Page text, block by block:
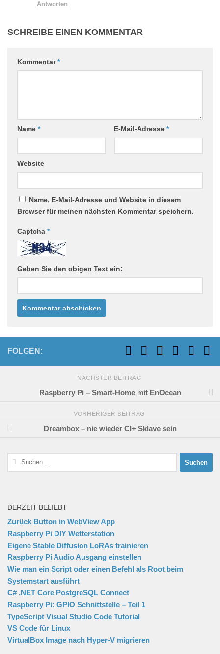
Antworten
SCHREIBE EINEN KOMMENTAR
Kommentar*
Name * E-Mail-Adresse *
Website
Name, E-Mail-Adresse und Website in diesem
Browser für meinen nächsten Kommentar speichern.
Captcha *
Geben Sie den obigen Text ein:
FOLGEN:
NÄCHSTER BEITRAG
Raspberry Pi – Smart-Home mit EnOcean
VORHERIGER BEITRAG
Dreambox – nie wieder CI+ Sklave sein
Suchen
nach:
DERZEIT BELIEBT
Zurück Button in WebView App
Raspberry Pi DIY Wetterstation
Eigene Stable Diffusion LoRAs trainieren
Raspberry Pi Audio Ausgang einstellen
Wie man ein Script oder einen Befehl als Root beim
Systemstart ausführt
C# .NET Core PostgreSQL Connect
Raspberry Pi: GPIO Schnittstelle – Teil 1
TypeScript Visual Studio Code Tutorial
VS Code für Linux
VirtualBox Image nach Hyper-V migrieren